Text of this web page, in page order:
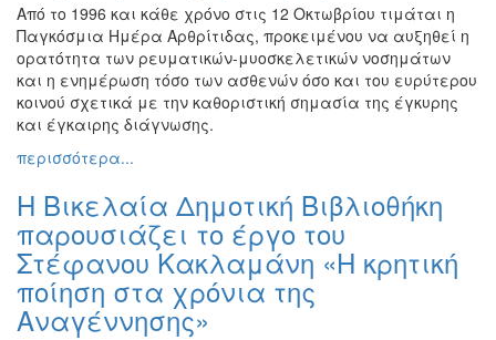
Από το 1996 και κάθε χρόνο στις 12 Οκτωβρίου τιμάται η
Παγκόσμια Ημέρα Αρθρίτιδας, προκειμένου να αυξηθεί η
ορατότητα των ρευματικών-μυοσκελετικών νοσημάτων
και η ενημέρωση τόσο των ασθενών όσο και του ευρύτερου
κοινού σχετικά με την καθοριστική σημασία της έγκυρης
και έγκαιρης διάγνωσης.
περισσότερα...
Η Βικελαία Δημοτική Βιβλιοθήκη
παρουσιάζει το έργο του
Στέφανου Κακλαμάνη «Η κρητική
ποίηση στα χρόνια της
Αναγέννησης»